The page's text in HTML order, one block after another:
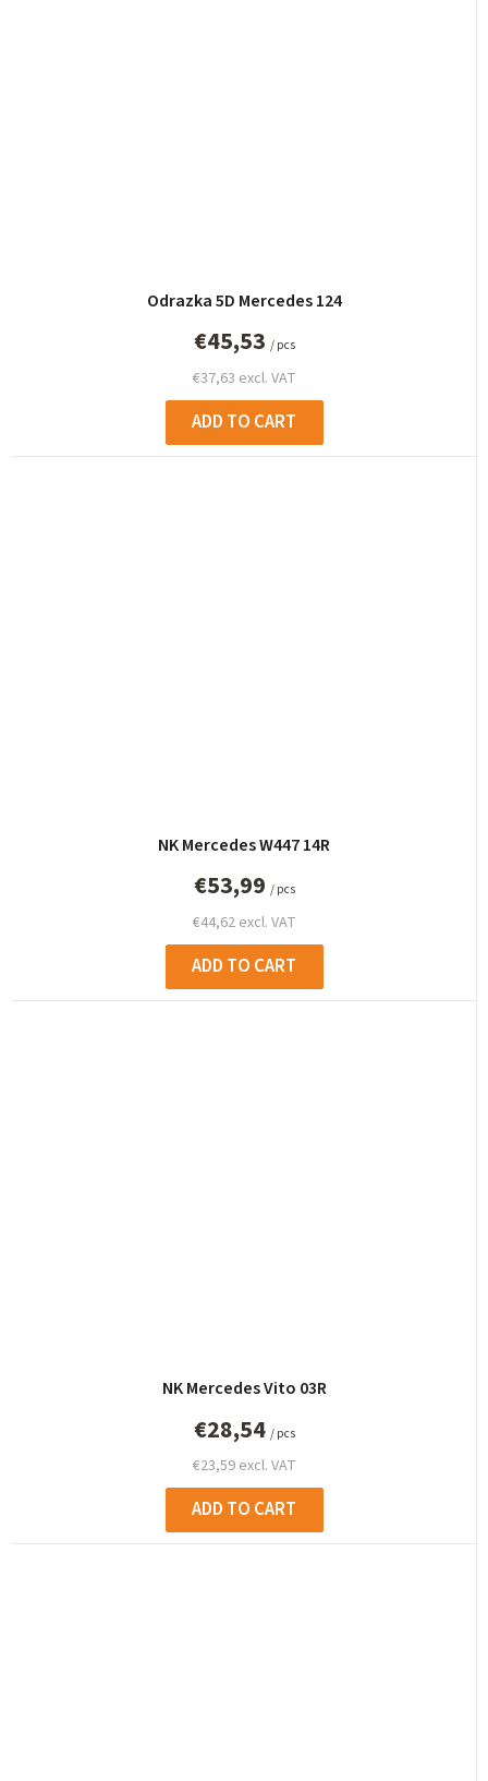
Odrazka 5D Mercedes 124
€37,63 excl. VAT
€45,53 / pcs
ADD TO CART
NK Mercedes W447 14R
€44,62 excl. VAT
€53,99 / pcs
ADD TO CART
NK Mercedes Vito 03R
€23,59 excl. VAT
€28,54 / pcs
ADD TO CART